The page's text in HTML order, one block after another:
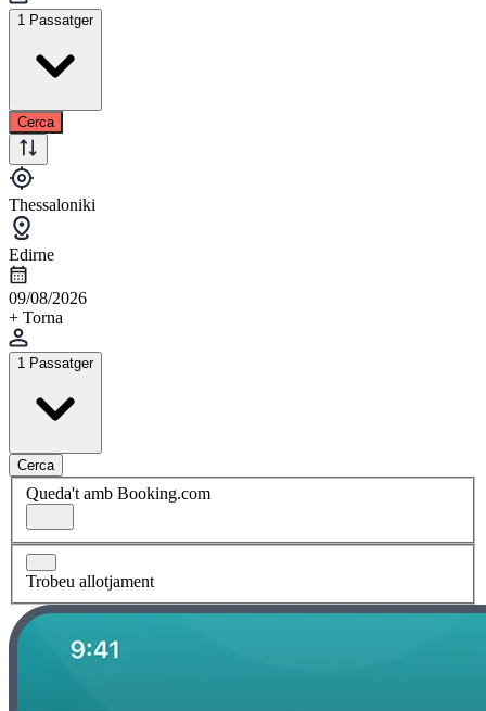
1 Passatger
Cerca
Thessaloniki
Edirne
09/08/2026
+ Torna
1 Passatger
Cerca
Queda't amb Booking.com
Trobeu allotjament